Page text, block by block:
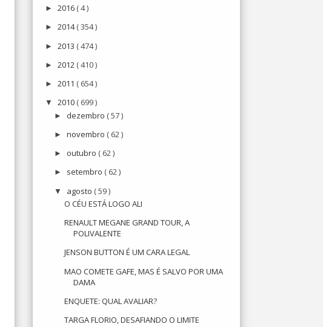
► 2016 ( 4 )
► 2014( 354 )
► 2013 ( 474 )
► 2012 ( 410 )
► 2011 ( 654 )
▼ 2010 ( 699 )
► dezembro ( 57 )
►novembro ( 62 )
► outubro ( 62 )
► setembro ( 62 )
▼ agosto ( 59 )
O CÉU ESTÁ LOGO ALI
RENAULT MEGANE GRAND TOUR, A
POLIVALENTE
JENSON BUTTON É UM CARA LEGAL
MAO COMETE GAFE, MAS É SALVO POR UMA
DAMA
ENQUETE: QUAL AVALIAR?
TARGA FLORIO, DESAFIANDO O LIMITE